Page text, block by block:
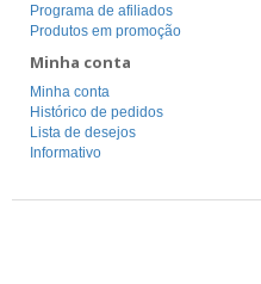
Programa de afiliados
Produtos em promoção
Minha conta
Minha conta
Histórico de pedidos
Lista de desejos
Informativo